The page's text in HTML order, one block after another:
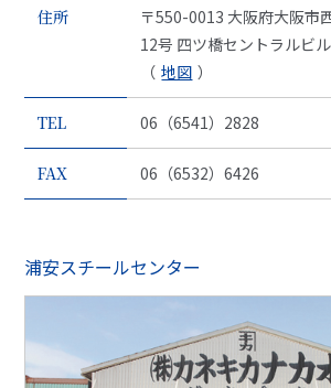
住所
〒550-0013 大阪府大阪市
12号 四ツ橋セントラルビ
（ 地図 ）
TEL 06（6541）2828
FAX 06（6532）6426
浦安スチールセンター